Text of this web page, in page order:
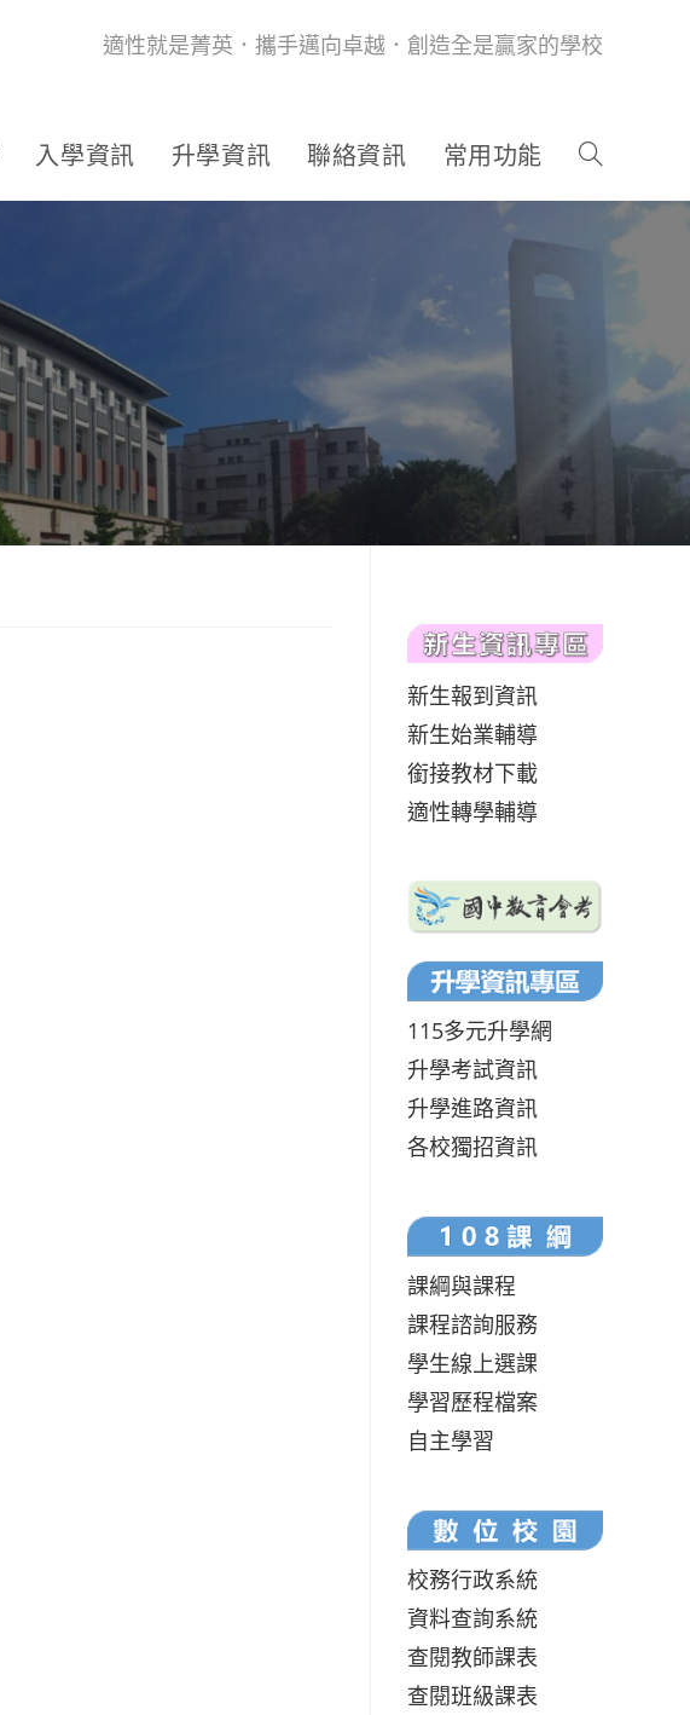
適性就是菁英．攜手邁向卓越．創造全是贏家的學校
入學資訊 升學資訊 聯絡資訊 常用功能
新生報到資訊
新生始業輔導
銜接教材下載
適性轉學輔導
115多元升學網
升學考試資訊
升學進路資訊
各校獨招資訊
課綱與課程
課程諮詢服務
學生線上選課
學習歷程檔案
自主學習
校務行政系統
資料查詢系統
查閱教師課表
查閱班級課表